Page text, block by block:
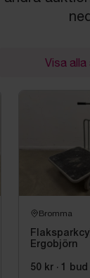
Visa alla
Bromma
Ergobjörn
50 kr · 1 bud